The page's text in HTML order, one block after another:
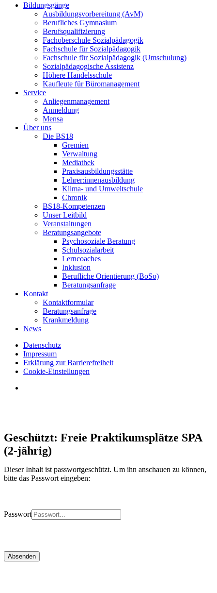
Bildungsgänge
Ausbildungsvorbereitung (AvM)
Berufliches Gymnasium
Berufsqualifizierung
Fachoberschule Sozialpädagogik
Fachschule für Sozialpädagogik
Fachschule für Sozialpädagogik (Umschulung)
Sozialpädagogische Assistenz
Höhere Handelsschule
Kaufleute für Büromanagement
Service
Anliegenmanagement
Anmeldung
Mensa
Über uns
Die BS18
Gremien
Verwaltung
Mediathek
Praxisausbildungsstätte
Lehrer:innenausbildung
Klima- und Umweltschule
Chronik
BS18-Kompetenzen
Unser Leitbild
Veranstaltungen
Beratungsangebote
Psychosoziale Beratung
Schulsozialarbeit
Lerncoaches
Inklusion
Berufliche Orientierung (BoSo)
Beratungsanfrage
Kontakt
Kontaktformular
Beratungsanfrage
Krankmeldung
News
Datenschutz
Impressum
Erklärung zur Barrierefreiheit
Cookie-Einstellungen
Geschützt: Freie Praktikumsplätze SPA
(2-jährig)
Dieser Inhalt ist passwortgeschützt. Um ihn anschauen zu können,
bitte das Passwort eingeben:
Passwort
Absenden